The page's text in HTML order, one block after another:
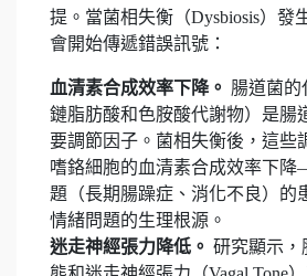
提。當菌相失衡（Dysbiosis）發
會開始傳遞錯誤訊號：
血清素合成效率下降。 腸道菌的
鏈脂肪酸和色胺酸代謝物）是腸
要調節因子。菌相失衡後，這些
嗜鉻細胞的血清素合成效率下
題（長期腸躁症、消化不良）的
情緒問題的生理根源。
迷走神經張力降低。 研究顯示，